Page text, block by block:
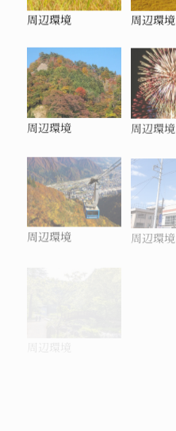
周辺環境 周辺環境
周辺環境 周辺環境
周辺環境 周辺環境